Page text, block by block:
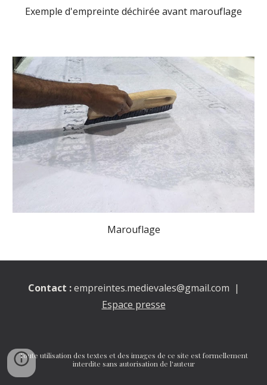
Exemple d'empreinte déchirée avant marouflage
Marouflage
Contact :empreintes.medievales@gmail.com |
Espace presse
Toute utilisation des textes et des images de ce site est formellement
interdite sans autorisation de l'auteur